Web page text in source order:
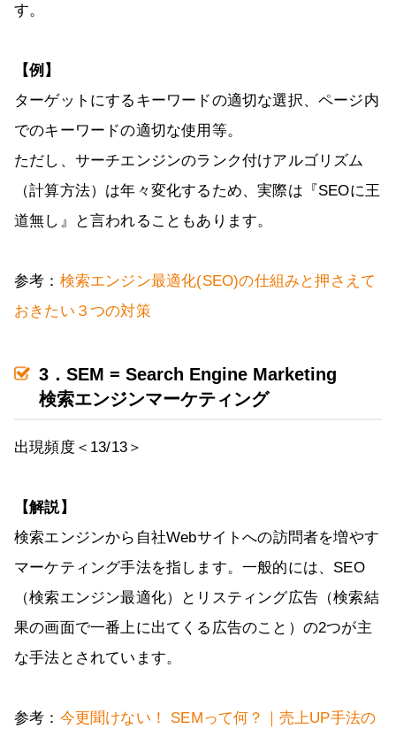
す。
【例】
ターゲットにするキーワードの適切な選択、ページ内
でのキーワードの適切な使用等。
ただし、サーチエンジンのランク付けアルゴリズム
（計算方法）は年々変化するため、実際は『SEOに王
道無し』と言われることもあります。
参考： 検索エンジン最適化(SEO)の仕組みと押さえて
おきたい３つの対策
3．SEM = Search Engine Marketing
検索エンジンマーケティング
出現頻度＜13/13＞
【解説】
検索エンジンから自社Webサイトへの訪問者を増やす
マーケティング手法を指します。一般的には、SEO
（検索エンジン最適化）とリスティング広告（検索結
果の画面で一番上に出てくる広告のこと）の2つが主
な手法とされています。
参考： 今更聞けない！ SEMって何？｜売上UP手法の